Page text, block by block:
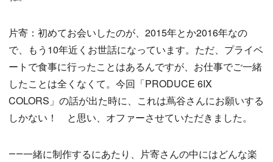
片寄：初めてお会いしたのが、2015年とか2016年なの
で、もう10年近くお世話になっています。ただ、プライベ
ートで食事に行ったことはあるんですが、お仕事でご一緒
したことは全くなくて。今回「PRODUCE 6IX
COLORS」の話が出た時に、これは蔦谷さんにお願いする
しかない！ と思い、オファーさせていただきました。
――一緒に制作するにあたり、片寄さんの中にはどんな楽